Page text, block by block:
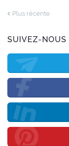
Plus récente
SUIVEZ-NOUS